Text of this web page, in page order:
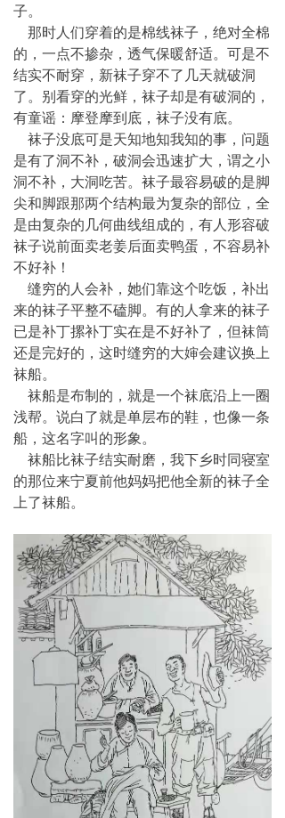
子。
那时人们穿着的是棉线袜子，绝对全棉
的，一点不掺杂，透气保暖舒适。可是不
结实不耐穿，新袜子穿不了几天就破洞
了。别看穿的光鲜，袜子却是有破洞的，
有童谣：摩登摩到底，袜子没有底。
袜子没底可是天知地知我知的事，问题
是有了洞不补，破洞会迅速扩大，谓之小
洞不补，大洞吃苦。袜子最容易破的是脚
尖和脚跟那两个结构最为复杂的部位，全
是由复杂的几何曲线组成的，有人形容破
袜子说前面卖老姜后面卖鸭蛋，不容易补
不好补！
缝穷的人会补，她们靠这个吃饭，补出
来的袜子平整不磕脚。有的人拿来的袜子
已是补丁摞补丁实在是不好补了，但袜筒
还是完好的，这时缝穷的大婶会建议换上
袜船。
袜船是布制的，就是一个袜底沿上一圈
浅帮。说白了就是单层布的鞋，也像一条
船，这名字叫的形象。
袜船比袜子结实耐磨，我下乡时同寝室
的那位来宁夏前他妈妈把他全新的袜子全
上了袜船。